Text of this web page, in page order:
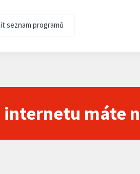
seznam programů
internetu máte